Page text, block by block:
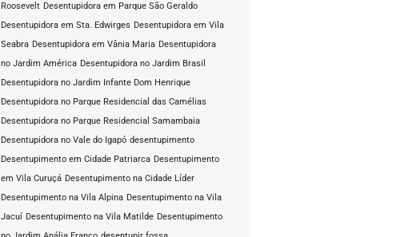
Roosevelt Desentupidora em Parque São Geraldo
Desentupidora em Sta. Edwirges Desentupidora em Vila
Seabra Desentupidora em Vânia Maria Desentupidora
no Jardim América Desentupidora no Jardim Brasil
Desentupidora no Jardim Infante Dom Henrique
Desentupidora no Parque Residencial das Camélias
Desentupidora no Parque Residencial Samambaia
Desentupidora no Vale do Igapó desentupimento
Desentupimento em Cidade Patriarca Desentupimento
em Vila Curuçá Desentupimento na Cidade Líder
Desentupimento na Vila Alpina Desentupimento na Vila
Jacuí Desentupimento na Vila Matilde Desentupimento